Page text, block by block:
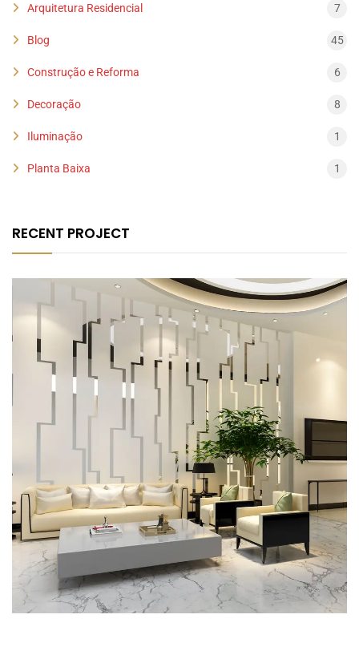
Arquitetura Residencial 7
Blog 45
Construção e Reforma 6
Decoração 8
Iluminação 1
Planta Baixa 1
RECENT PROJECT